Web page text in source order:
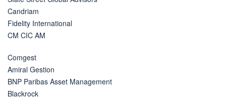
Candriam
Fidelity International
CM CIC AM
Comgest
Amiral Gestion
BNP Paribas Asset Management
Blackrock